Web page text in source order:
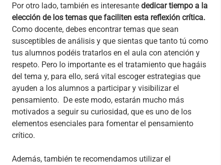
Por otro lado, también es interesante dedicar tiempo a la
elección de los temas que faciliten esta reflexión crítica.
Como docente, debes encontrar temas que sean
susceptibles de análisis y que sientas que tanto tú como
tus alumnos podéis tratarlos en el aula con atención y
respeto. Pero lo importante es el tratamiento que hagáis
del tema y, para ello, será vital escoger estrategias que
ayuden a los alumnos a participar y visibilizar el
pensamiento. De este modo, estarán mucho más
motivados a seguir su curiosidad, que es uno de los
elementos esenciales para fomentar el pensamiento
crítico.
Además, también te recomendamos utilizar el